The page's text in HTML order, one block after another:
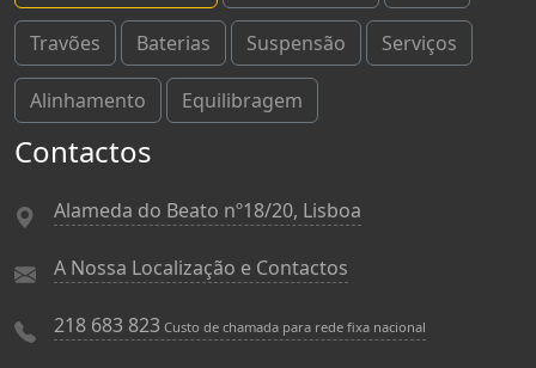
Travões Baterias Suspensão Serviços
Alinhamento Equilibragem
Contactos
Alameda do Beato nº18/20, Lisboa
A Nossa Localização e Contactos
218 683 823 Custo de chamada para rede fixa nacional